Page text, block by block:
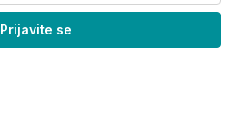
Prijavite se